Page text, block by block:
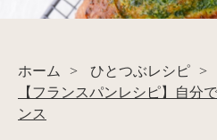
ホーム > ひとつぶレシピ >
【フランスパンレシピ】自分
ンス